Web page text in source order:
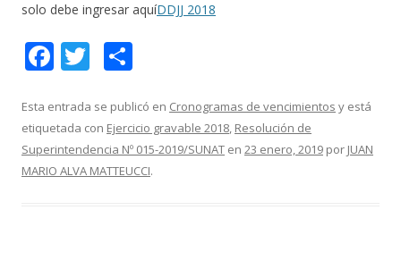
solo debe ingresar aquíDDJJ 2018
F
e
b
o
T
itt
er
m
p
ar
Esta entrada se publicó en Cronogramas de vencimientos y está
etiquetada con Ejercicio gravable 2018, Resolución de
Superintendencia Nº 015-2019/SUNAT en 23 enero, 2019 por JUAN
MARIO ALVA MATTEUCCI.